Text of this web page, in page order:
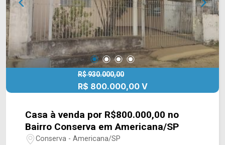
R$ 930.000,00
R$ 800.000,00 V
Casa à venda por R$800.000,00 no
Bairro Conserva em Americana/SP
Conserva - Americana/SP